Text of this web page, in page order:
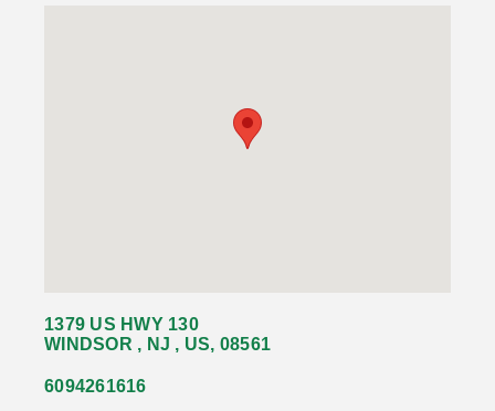
1379 US HWY 130
WINDSOR , NJ , US, 08561
6094261616